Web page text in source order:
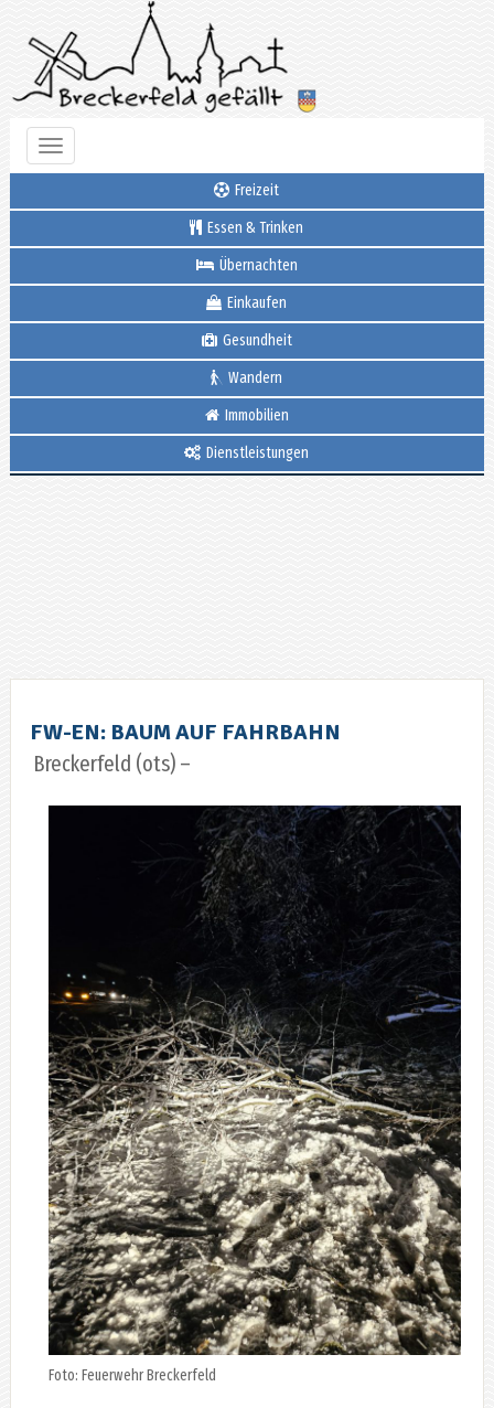
Toggle
navigation
Freizeit
Essen & Trinken
Übernachten
Einkaufen
Gesundheit
Wandern
Immobilien
Dienstleistungen
FW-EN: BAUM AUF FAHRBAHN
Breckerfeld (ots) –
Foto: Feuerwehr Breckerfeld